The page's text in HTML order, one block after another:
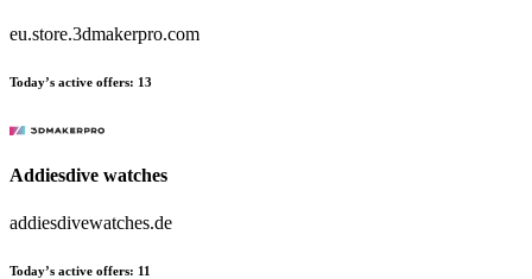
eu.store.3dmakerpro.com
Today’s active offers: 13
Addiesdive watches
addiesdivewatches.de
Today’s active offers: 11